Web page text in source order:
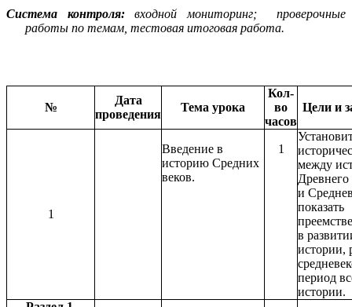
Система контроля:входной мониторинг; проверочные
работы по темам, тестовая итоговая работа.
№
Дата
проведения
Тема урока
Кол-
во
часов
Цели и
1
Введение в
историю Средних
веков.
1
между
и
показать
в
истории,
период
истории.